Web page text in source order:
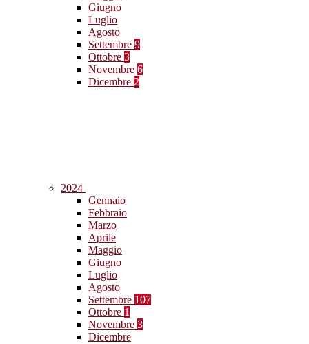
Giugno
Luglio
Agosto
Settembre 9
Ottobre 3
Novembre 6
Dicembre 2
2024
Gennaio
Febbraio
Marzo
Aprile
Maggio
Giugno
Luglio
Agosto
Settembre 107
Ottobre 1
Novembre 3
Dicembre